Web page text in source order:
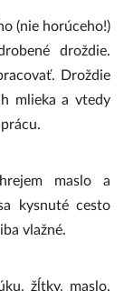
(nie horúceho!)
droždie.
Droždie
mlieka a vtedy
maslo a
kysnuté cesto
vlažné.
žĺtky, maslo,